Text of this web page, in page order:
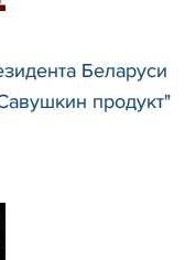
Беларуси
продукт"